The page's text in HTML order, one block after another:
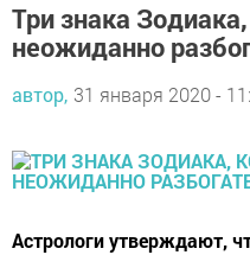
Три знака
неожиданно
автор, 31 января 2020 -
Астрологи утверждают,